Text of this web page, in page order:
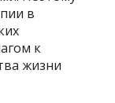
в
к
жизни